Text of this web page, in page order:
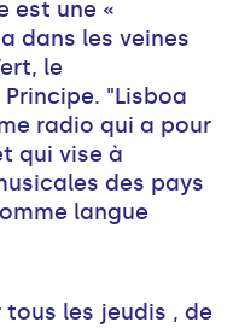
est une «
dans les veines
le
"Lisboa
radio qui a pour
qui vise à
des pays
langue
les jeudis , de